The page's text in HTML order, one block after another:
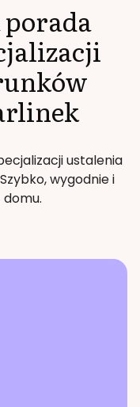
porada
ustalenia
wygodnie i